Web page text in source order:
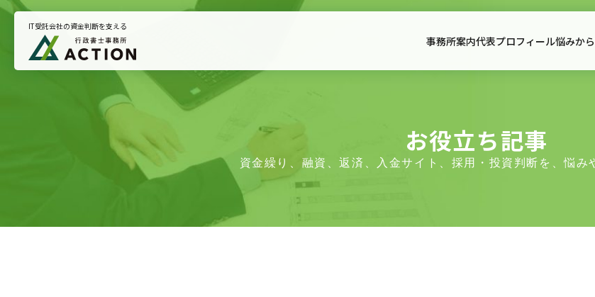
IT受託会社の資金判断を支える
事務所案内
事務所案内
代表プロフィール悩みか
お役立ち記事
資金繰り、融資、返済、入金サイト、採用・投資判断を、悩み
トップページ
悩みから支援を探す
お知らせ
プライバシーポリシー